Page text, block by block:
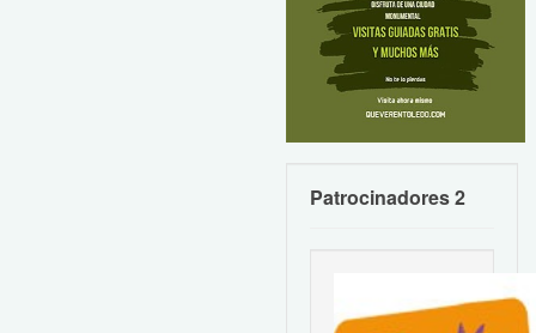
Patrocinadores 2